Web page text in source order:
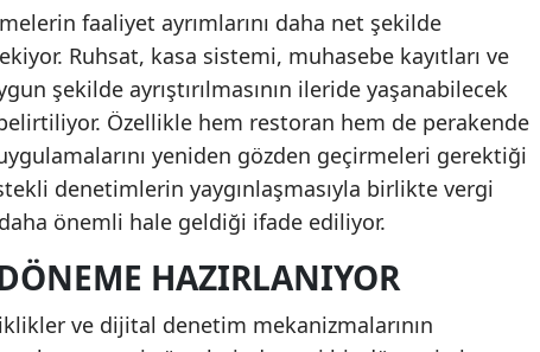
faaliyet ayrımlarını daha net şekilde
Ruhsat, kasa sistemi, muhasebe kayıtları ve
şekilde ayrıştırılmasının ileride yaşanabilecek
Özellikle hem restoran hem de perakende
yeniden gözden geçirmeleri gerektiği
denetimlerin yaygınlaşmasıyla birlikte vergi
önemli hale geldiği ifade ediliyor.
HAZIRLANIYOR
ve dijital denetim mekanizmalarının